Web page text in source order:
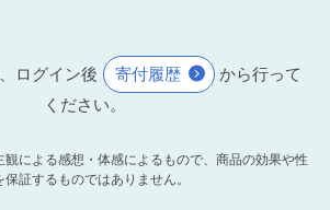
ログイン後 寄付履歴
から行って
ください。
による感想・体感によるもので、商品の効果や性
保証するものではありません。